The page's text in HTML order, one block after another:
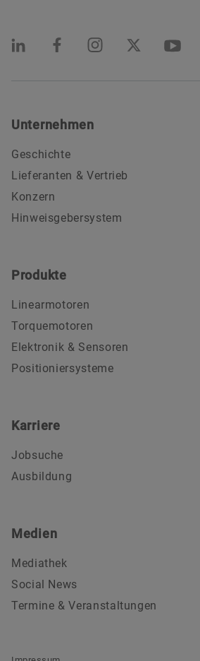
Unternehmen
Geschichte
Lieferanten & Vertrieb
Konzern
Hinweisgebersystem
Produkte
Linearmotoren
Torquemotoren
Elektronik & Sensoren
Positioniersysteme
Karriere
Jobsuche
Ausbildung
Medien
Mediathek
Social News
Termine & Veranstaltungen